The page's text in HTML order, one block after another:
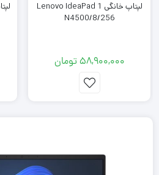
لپتاپ خانگی Lenovo IdeaPad 1
N4500/8/256
58,900,000تومان